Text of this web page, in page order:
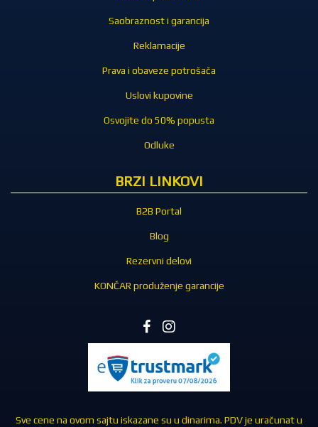
Saobraznost i garancija
Reklamacije
Prava i obaveze potrošača
Uslovi kupovine
Osvojite do 50% popusta
Odluke
BRZI LINKOVI
B2B Portal
Blog
Rezervni delovi
KONČAR produženje garancije
Sve cene na ovom sajtu iskazane su u dinarima. PDV je uračunat u